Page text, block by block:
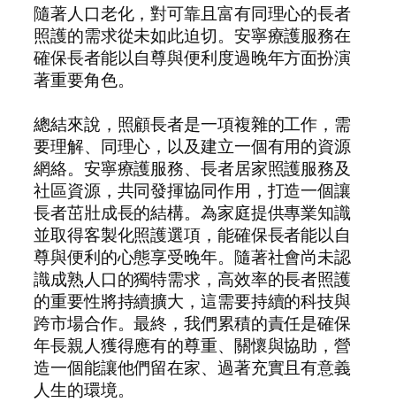
隨著人口老化，對可靠且富有同理心的長者
照護的需求從未如此迫切。安寧療護服務在
確保長者能以自尊與便利度過晚年方面扮演
著重要角色。
總結來說，照顧長者是一項複雜的工作，需
要理解、同理心，以及建立一個有用的資源
網絡。安寧療護服務、長者居家照護服務及
社區資源，共同發揮協同作用，打造一個讓
長者茁壯成長的結構。為家庭提供專業知識
並取得客製化照護選項，能確保長者能以自
尊與便利的心態享受晚年。隨著社會尚未認
識成熟人口的獨特需求，高效率的長者照護
的重要性將持續擴大，這需要持續的科技與
跨市場合作。最終，我們累積的責任是確保
年長親人獲得應有的尊重、關懷與協助，營
造一個能讓他們留在家、過著充實且有意義
人生的環境。